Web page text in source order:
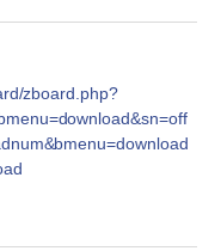
zboard.php?